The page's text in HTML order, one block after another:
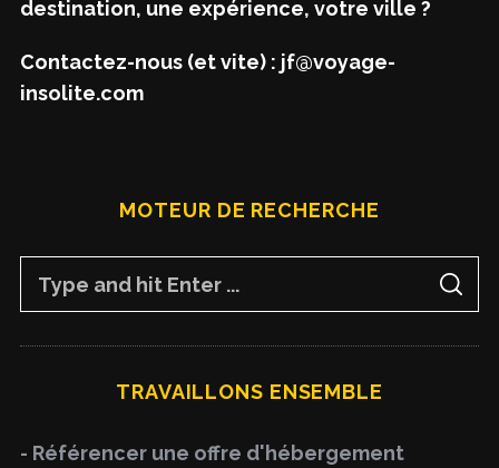
destination, une expérience, votre ville ?
Contactez-nous (et vite) : jf@voyage-
insolite.com
MOTEUR DE RECHERCHE
f
S
A
C
TRAVAILLONS ENSEMBLE
- Référencer une offre d'hébergement